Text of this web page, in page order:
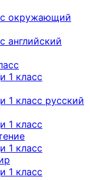
окружающий
английский
1 класс
1 класс русский
1 класс
1 класс
1 класс